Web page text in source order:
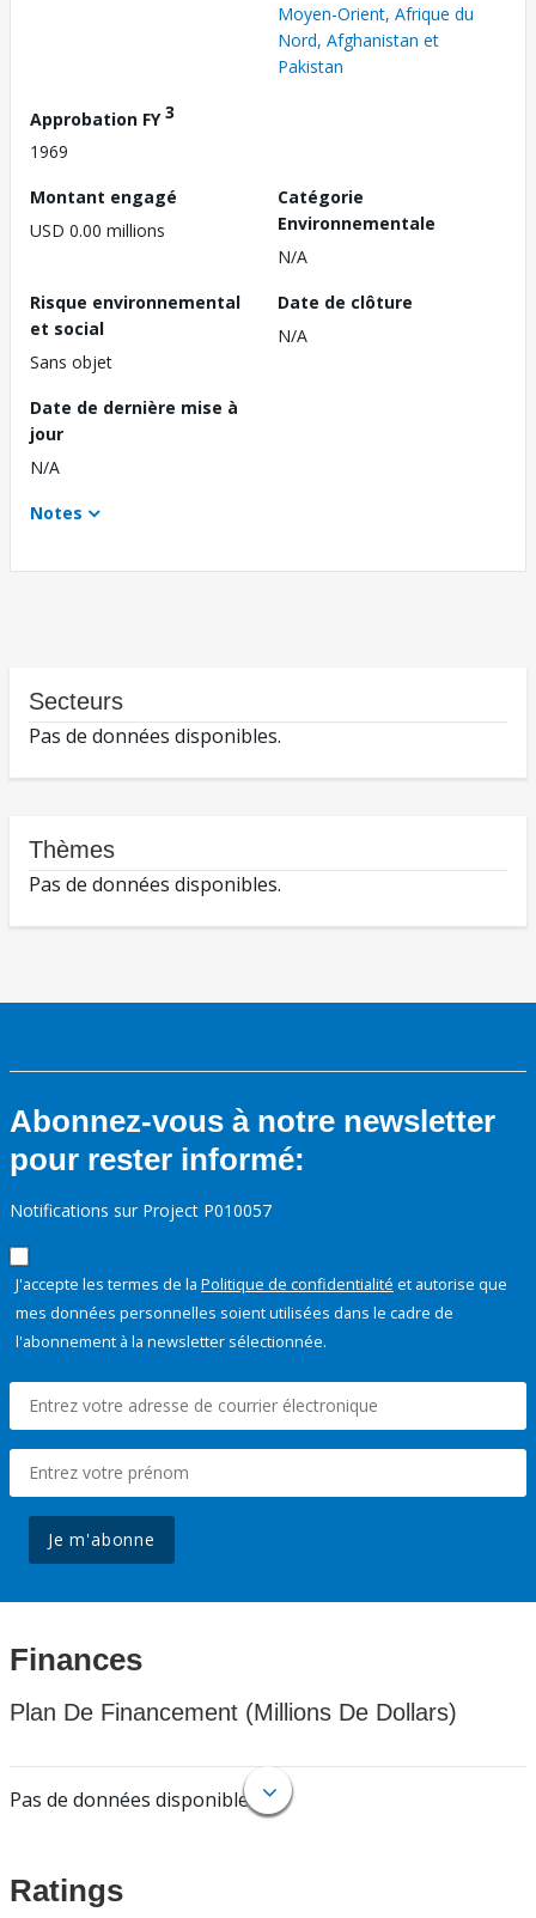
Moyen-Orient, Afrique du
Nord, Afghanistan et
Pakistan
Approbation FY3
1969
Montant engagé
USD 0.00 millions
Catégorie
Environnementale
N/A
Risque environnemental
et social
Sans objet
Date de clôture
N/A
Date de dernière mise à
jour
N/A
Notes
Secteurs
Pas de données disponibles.
Thèmes
Pas de données disponibles.
Abonnez-vous à notre newsletter
pour rester informé:
Notifications sur Project P010057
J'accepte les termes de la Politique de confidentialité et autorise que
mes données personnelles soient utilisées dans le cadre de
l'abonnement à la newsletter sélectionnée.
Je m'abonne
Finances
Plan De Financement (Millions De Dollars)
Pas de données disponibles.
Ratings